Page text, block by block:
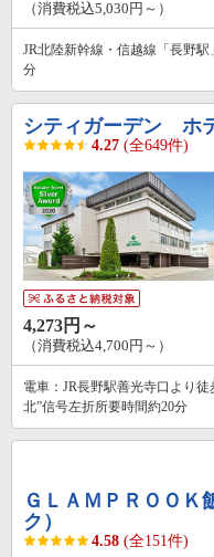
（消費税込5,030円～）
JR北陸新幹線・信越線「長野
分
シティガーデン ホ
4.27 (全649件)
4,273円～
（消費税込4,700円～）
電車：JR長野駅善光寺口より
北”信号左折所要時間約20分
ＧＬＡＭＰＲＯＯＫ
ク）
4.58 (全151件)